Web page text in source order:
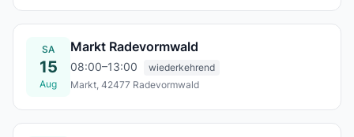
SA
15
Aug
Markt Radevormwald
08:00–13:00
wiederkehrend
Markt, 42477 Radevormwald